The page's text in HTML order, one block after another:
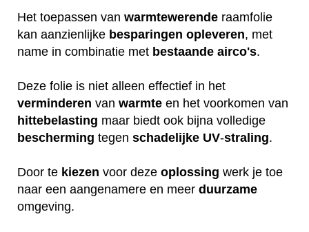
Het toepassen van warmtewerende raamfolie
kan aanzienlijke besparingen opleveren, met
name in combinatie met bestaande airco's.
Deze folie is niet alleen effectief in het
verminderen van warmte en het voorkomen van
hittebelasting maar biedt ook bijna volledige
bescherming tegen schadelijke UV-straling.
Door te kiezen voor deze oplossing werk je toe
naar een aangenamere en meer duurzame
omgeving.